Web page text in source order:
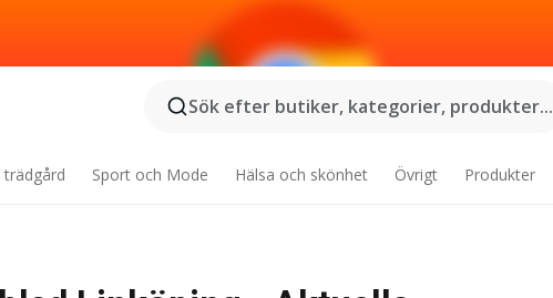
Sök efter butiker, kategorier, produkter...
trädgård Sport och Mode Hälsa och skönhet Övrigt Produkter